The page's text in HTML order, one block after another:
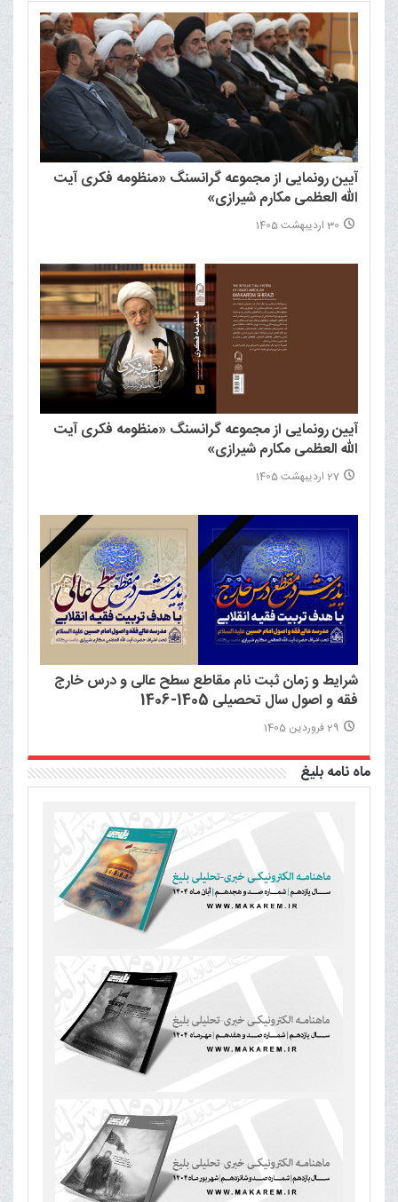
آیین رونمایی از مجموعه گرانسنگ «منظومه فکری آیت
الله العظمی مکارم شیرازی»
30 اردیبهشت 1405
آیین رونمایی از مجموعه گرانسنگ «منظومه فکری آیت
الله العظمی مکارم شیرازی»
27 اردیبهشت 1405
شرایط و زمان ثبت نام مقاطع سطح عالی و درس خارج
فقه و اصول سال تحصیلی 1405-1406
29 فروردین 1405
ماه نامه بلیغ